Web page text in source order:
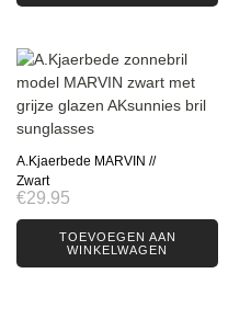
A.Kjaerbede MARVIN //
Zwart
€29.95
TOEVOEGEN AAN
WINKELWAGEN